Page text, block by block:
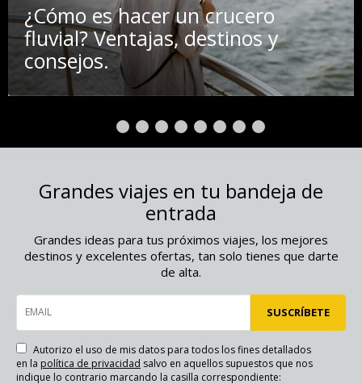
¿Cómo es hacer un crucero
fluvial? Ventajas, destinos y
consejos.
Grandes viajes en tu bandeja de
entrada
Grandes ideas para tus próximos viajes, los mejores
destinos y excelentes ofertas, tan solo tienes que darte
de alta.
EMAIL SUSCRÍBETE
Autorizo el uso de mis datos para todos los fines detallados
en la política de privacidad salvo en aquellos supuestos que nos
indique lo contrario marcando la casilla correspondiente: